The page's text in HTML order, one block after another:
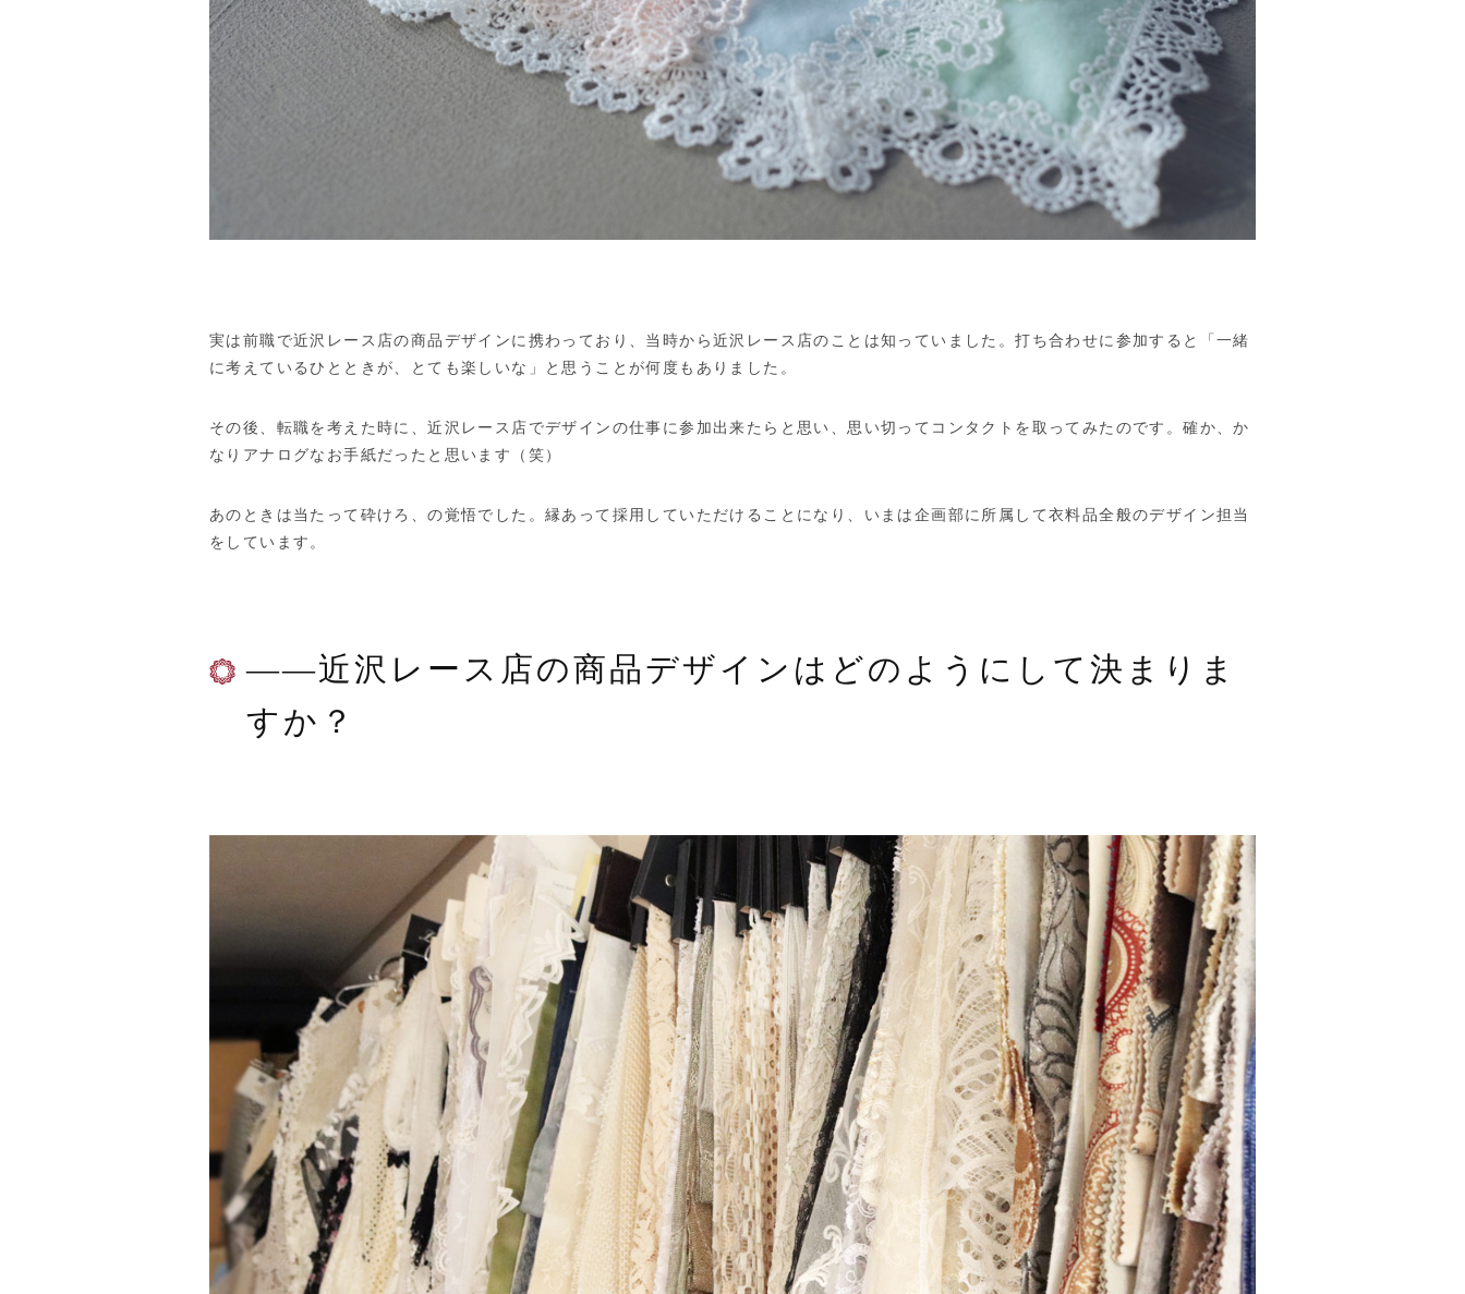
実は前職で近沢レース店の商品デザインに携わっており、当時から近沢レース店のことは知っていました。打ち合わせに参加すると「一緒
に考えているひとときが、とても楽しいな」と思うことが何度もありました。
その後、転職を考えた時に、近沢レース店でデザインの仕事に参加出来たらと思い、思い切ってコンタクトを取ってみたのです。確か、か
なりアナログなお手紙だったと思います（笑）
あのときは当たって砕けろ、の覚悟でした。縁あって採用していただけることになり、いまは企画部に所属して衣料品全般のデザイン担当
をしています。
——近沢レース店の商品デザインはどのようにして決まりま
すか？